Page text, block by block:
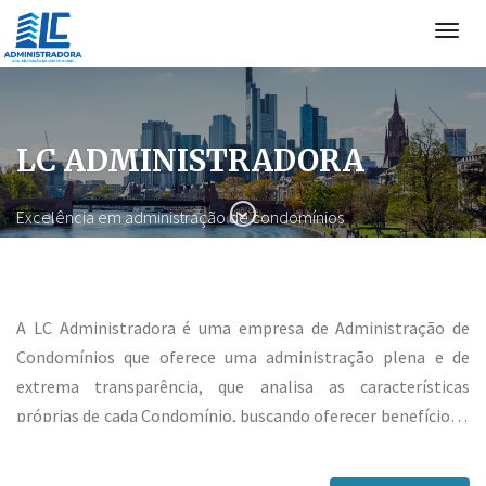
LC ADMINISTRADORA
Excelência em administração de condomínios
A LC Administradora é uma empresa de Administração de
Condomínios que oferece uma administração plena e de
extrema transparência, que analisa as características
próprias de cada Condomínio, buscando oferecer benefícios e
com menor custo possível. Oferecemos um trabalho baseado